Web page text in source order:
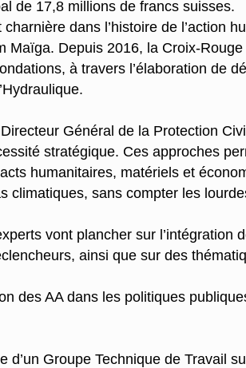
de 17,8 millions de francs suisses.
dans l’histoire de l’action
Depuis 2016, la Croix-
à travers l’élaboration de
Général de la Protection
stratégique. Ces approches
humanitaires, matériels et
climatiques, sans compter les
vont plancher sur l’intégration
ainsi que sur des
des AA dans les politiques
Groupe Technique de Travail